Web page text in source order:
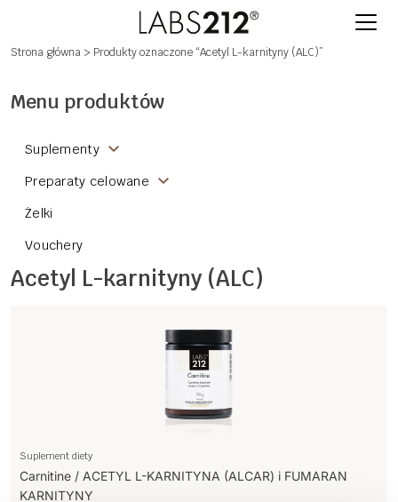
Strona główna > Produkty oznaczone “Acetyl L-karnityny (ALC)”
Menu produktów
Suplementy
Preparaty celowane
Żelki
Vouchery
Acetyl L-karnityny (ALC)
Suplement diety
Carnitine / ACETYL L-KARNITYNA (ALCAR) i FUMARAN
KARNITYNY